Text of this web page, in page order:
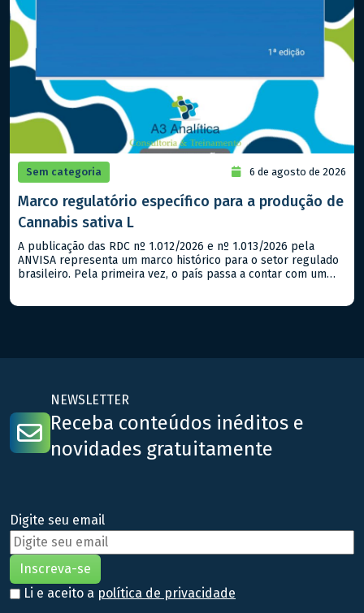
Sem categoria 6 de agosto de 2026
Marco regulatório específico para a produção de
Cannabis sativa L
A publicação das RDC nº 1.012/2026 e nº 1.013/2026 pela
ANVISA representa um marco histórico para o setor regulado
brasileiro. Pela primeira vez, o país passa a contar com um
NEWSLETTER
Receba conteúdos inéditos e
novidades gratuitamente
Digite seu email
Li e aceito a política de privacidade